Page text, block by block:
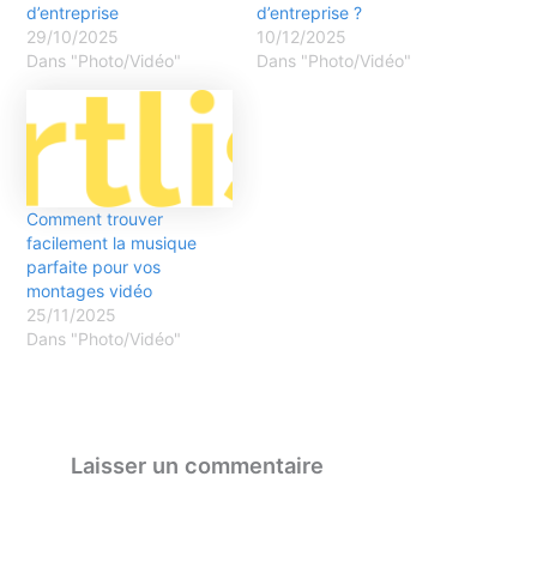
d’entreprise
29/10/2025
Dans "Photo/Vidéo"
d’entreprise ?
10/12/2025
Dans "Photo/Vidéo"
Comment trouver
facilement la musique
parfaite pour vos
montages vidéo
25/11/2025
Dans "Photo/Vidéo"
Laisser un commentaire